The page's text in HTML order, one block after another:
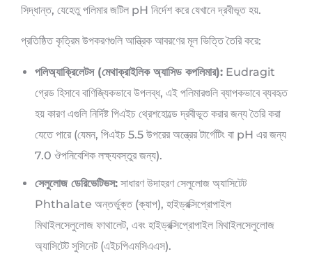
সিদ্ধান্ত, যেহেতু পলিমার জটিল pH নির্দেশ করে যেখানে দ্রবীভূত হয়.
প্রতিষ্ঠিত কৃত্রিম উপকরণগুলি আন্ত্রিক আবরণের মূল ভিত্তি তৈরি করে:
পলিঅ্যাক্রিলেটস (মেথাক্রাইলিক অ্যাসিড কপলিমার): Eudragit
গ্রেড হিসাবে বাণিজ্যিকভাবে উপলব্ধ, এই পলিমারগুলি ব্যাপকভাবে ব্যবহৃত
হয় কারণ এগুলি নির্দিষ্ট পিএইচ থ্রেশহোল্ডে দ্রবীভূত করার জন্য তৈরি করা
যেতে পারে (যেমন, পিএইচ 5.5 উপরের অন্ত্রের টার্গেটিং বা pH এর জন্য
7.0 ঔপনিবেশিক লক্ষ্যবস্তুর জন্য).
সেলুলোজ ডেরিভেটিভস: সাধারণ উদাহরণ সেলুলোজ অ্যাসিটেট
Phthalate অন্তর্ভুক্ত (ক্যাপ), হাইড্রক্সিপ্রোপাইল
মিথাইলসেলুলোজ ফাথালেট, এবং হাইড্রক্সিপ্রোপাইল মিথাইলসেলুলোজ
অ্যাসিটেট সুসিনেট (এইচপিএমসিএএস).